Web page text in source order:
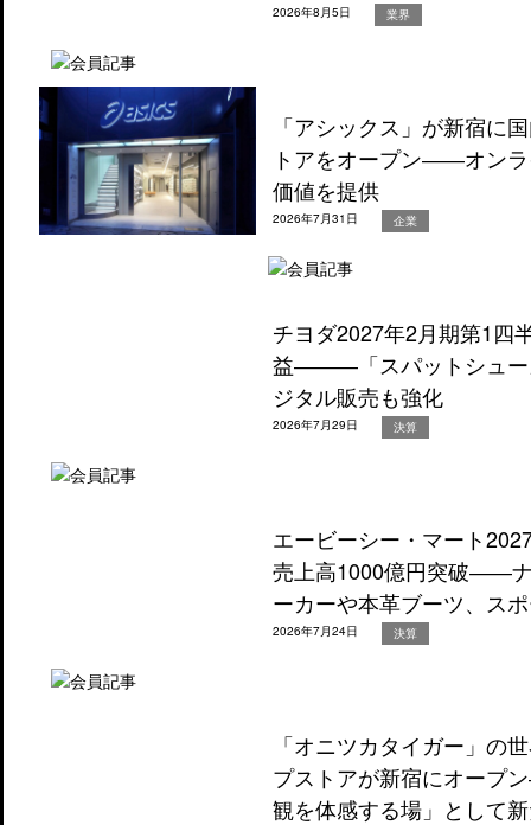
2026年8月5日 業界
「アシックス」が新宿に
トアをオープン――オン
価値を提供
2026年7月31日 企業
チヨダ2027年2月期第1四
益―――「スパットシュー
ジタル販売も強化
2026年7月29日 決算
エービーシー・マート
売上高1000億円突破――
ーカーや本革ブーツ、ス
2026年7月24日 決算
「オニツカタイガー」の
プストアが新宿にオープ
観を体感する場」として